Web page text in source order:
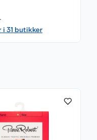
i 31 butikker